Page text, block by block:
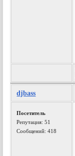
djbass
Посетитель
Репутация:51
Сообщений: 418